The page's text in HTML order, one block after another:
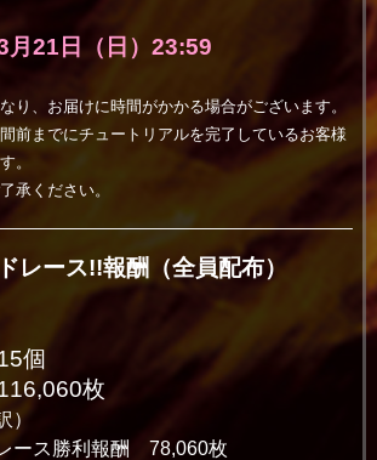
21日（日）23:59
、お届けに時間がかかる場合がございます。
までにチュートリアルを完了しているお客様
。
ください。
レース!!報酬（全員配布）
個
枚
ス勝利報酬 78,060枚